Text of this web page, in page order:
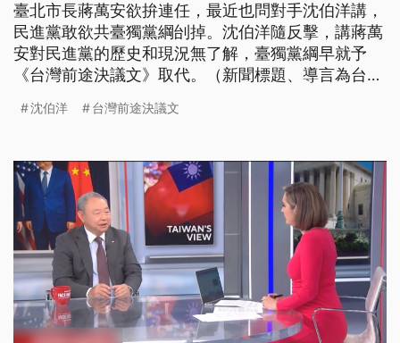
臺北市長蔣萬安欲拚連任，最近也問對手沈伯洋講，
民進黨敢欲共臺獨黨綱刣掉。沈伯洋隨反擊，講蔣萬
安對民進黨的歷史和現況無了解，臺獨黨綱早就予
《台灣前途決議文》取代。（新聞標題、導言為台語
沈伯洋 台灣前途決議文